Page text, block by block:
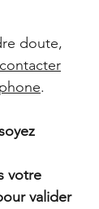
doute,
.
votre
valider